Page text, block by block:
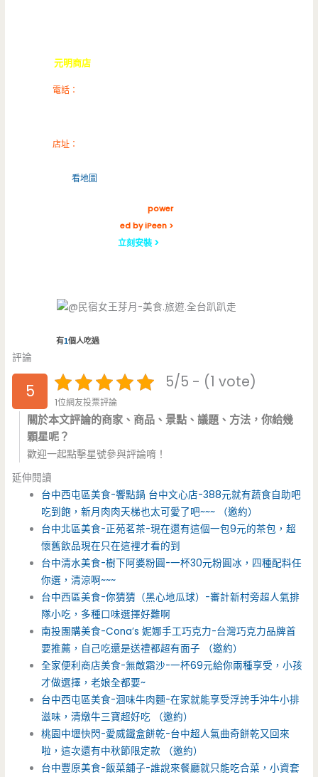
元明商店
電話：
店址：
2號 (看地圖
立刻安裝 >
power
ed by iPeen >
有1個人吃過
評論
5 5/5 - (1 vote)
1位網友投票評論
關於本文評論的商家、商品、景點、議題、方法，你給幾
顆星呢？
歡迎一起點擊星號參與評論唷！
延伸閱讀
台中西屯區美食-饗點鍋 台中文心店-388元就有蔬食自助吧
吃到飽，新月肉肉天梯也太可愛了吧~~~ （邀約）
台中北區美食-正苑茗茶-現在還有這個一包9元的茶包，超
懷舊飲品現在只在這裡才看的到
台中清水美食-樹下阿婆粉圓-一杯30元粉圓冰，四種配料任
你選，清涼啊~~~
台中西區美食-你猜猜（黑心地瓜球）-審計新村旁超人氣排
隊小吃，多種口味選擇好難啊
南投團購美食-Cona’s 妮娜手工巧克力-台灣巧克力品牌首
要推薦，自己吃還是送禮都超有面子 （邀約）
全家便利商店美食-無敵霜沙-一杯69元給你兩種享受，小孩
才做選擇，老娘全都要~
台中西屯區美食-洄味牛肉麵-在家就能享受浮誇手沖牛小排
滋味，清燉牛三寶超好吃 （邀約）
桃園中壢快閃-愛威鐵盒餅乾-台中超人氣曲奇餅乾又回來
啦，這次還有中秋節限定款 （邀約）
台中豐原美食-飯菜舖子-誰說來餐廳就只能吃合菜，小資套